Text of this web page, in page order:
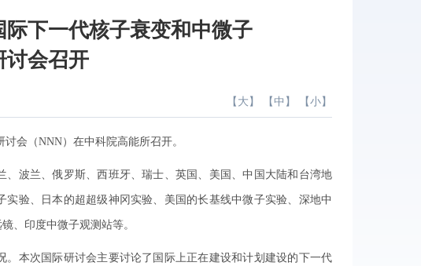
际下一代核子衰变和中微子
讨会召开
【 大 】 【中 】 【小】
会（NNN）在中科院高能所召开。
波兰、俄罗斯、西班牙、瑞士、英国、美国、中国大陆和台湾地
验、日本的超超级神冈实验、美国的长基线中微子实验、深地中
、印度中微子观测站等。
本次国际研讨会主要讨论了国际上正在建设和计划建设的下一代